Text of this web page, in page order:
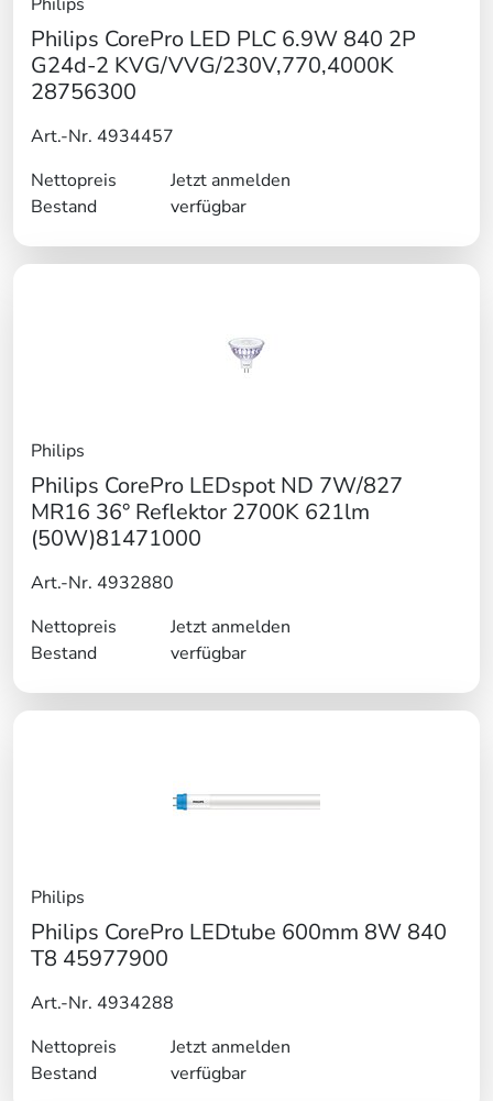
Philips CorePro LED PLC 6.9W 840 2P
G24d-2 KVG/VVG/230V,770,4000K
28756300
Art.-Nr. 4934457
Nettopreis
Jetzt anmelden
Bestand
verfügbar
Philips
Philips CorePro LEDspot ND 7W/827
MR16 36° Reflektor 2700K 621lm
(50W)81471000
Art.-Nr. 4932880
Nettopreis
Jetzt anmelden
Bestand
verfügbar
Philips
Philips CorePro LEDtube 600mm 8W 840
T8 45977900
Art.-Nr. 4934288
Nettopreis
Jetzt anmelden
Bestand
verfügbar